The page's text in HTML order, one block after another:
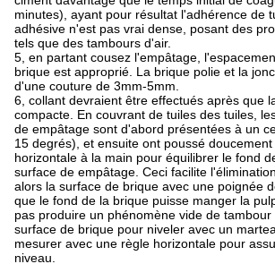
minutes), ayant pour résultat l'adhérence de
adhésive n'est pas vrai dense, posant des
tels que des tambours d'air.
5, en partant cousez l'empâtage,
brique est approprié. La brique polie et la
d'une couture de 3mm-5mm.
6, collant devraient être effectués après que
compacte. En couvrant de tuiles des tuiles,
de empâtage sont d'abord présentées à un
15 degrés), et ensuite ont poussé
horizontale à la main pour équilibrer le fond
surface de empâtage. Ceci facilite
alors la surface de brique avec une poignée
que le fond de la brique puisse manger la
pas produire un phénomène vide de
surface de brique pour niveler avec un
mesurer avec une règle horizontale pour
niveau.